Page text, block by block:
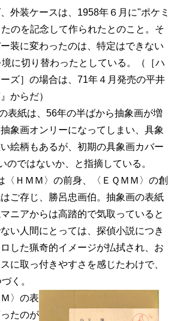
外装ケースは、1958年６月に"ポケミ
のを記念して作られたとのこと。そ
装に変わったのは、特定はできない
に切り替わったとしている。（［ハ
ズ］の場合は、71年４月発売の平井
からだ）
表紙は、56年の半ばから抽象画が増
象画オンリーになってしまい、具象
絵柄もあるが、初期の具象画カバー
のではないか、と指摘している。
ＨＭＭ〉の前身、〈ＥＱＭＭ〉の創
ご存じ、勝呂忠画伯。抽象画の表紙
ニアからは高踏的で気取っていると
い人間にとっては、探偵小説につき
した猟奇的イメージが払拭され、お
に取っ付きやすさを感じたわけで、
く。
〉の表
たのが